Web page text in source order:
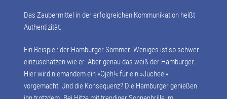
Das Zaubermittel in der erfolgreichen Kommunikation heißt
Authentizität.
Ein Beispiel: der Hamburger Sommer. Weniges ist so schwer
einzuschätzen wie er. Aber genau das weiß der Hamburger.
Hier wird niemandem ein »Ojeh!« für ein »Juchee!«
vorgemacht! Und die Konsequenz? Die Hamburger genießen